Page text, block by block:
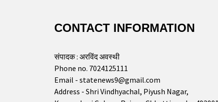
CONTACT INFORMATION
संपादक : अरविंद अवस्थी
Phone no. 7024125111
Email - statenews9@gmail.com
Address - Shri Vindhyachal, Piyush Nagar,